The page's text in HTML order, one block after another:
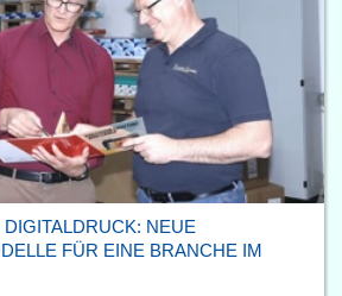
NEUE
FÜR EINE BRANCHE IM